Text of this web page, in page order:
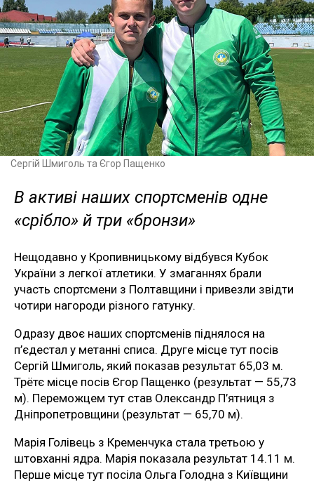
Сергій Шмиголь та Єгор Пащенко
В активі наших спортсменів одне
«срібло» й три «бронзи»
Нещодавно у Кропивницькому відбувся Кубок
України з легкої атлетики. У змаганнях брали
участь спортсмени з Полтавщини і привезли звідти
чотири нагороди різного гатунку.
Одразу двоє наших спортсменів піднялося на
п’єдестал у метанні списа. Друге місце тут посів
Сергій Шмиголь, який показав результат 65,03 м.
Трётє місце посів Єгор Пащенко (результат — 55,73
м). Переможцем тут став Олександр П’ятниця з
Дніпропетровщини (результат — 65,70 м).
Марія Голівець з Кременчука стала третьою у
штовханні ядра. Марія показала результат 14.11 м.
Перше місце тут посіла Ольга Голодна з Київщини